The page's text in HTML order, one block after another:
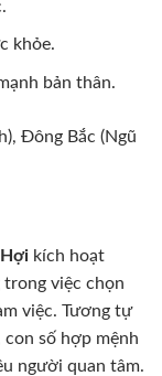
khỏe.
bản thân.
Đông Bắc (Ngũ
kích hoạt
trong việc chọn
việc. Tương tự
con số hợp mệnh
người quan tâm.